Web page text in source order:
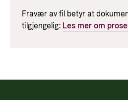
Fravær av fil betyr at
tilgjengelig: Les mer om